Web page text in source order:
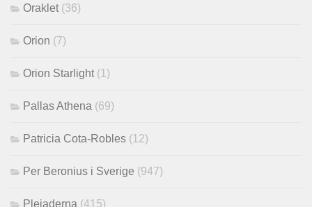
Oraklet (36)
Orion (7)
Orion Starlight (1)
Pallas Athena (69)
Patricia Cota-Robles (12)
Per Beronius i Sverige (947)
Plejaderna (415)